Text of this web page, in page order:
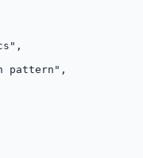
pattern",